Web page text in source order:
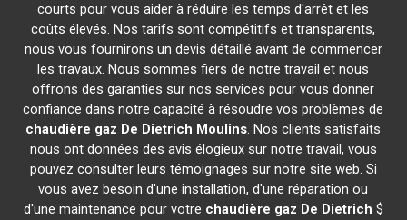
courts pour vous aider à réduire les temps d'arrêt et les
coûts élevés. Nos tarifs sont compétitifs et transparents,
nous vous fournirons un devis détaillé avant de commencer
les travaux. Nous sommes fiers de notre travail et nous
offrons des garanties sur nos services pour vous donner
confiance dans notre capacité à résoudre vos problèmes de
chaudière gaz De Dietrich Moulins. Nos clients satisfaits
nous ont données des avis élogieux sur notre travail, vous
pouvez consulter leurs témoignages sur notre site web. Si
vous avez besoin d'une installation, d'une réparation ou
d'une maintenance pour votre chaudière gaz De Dietrich $